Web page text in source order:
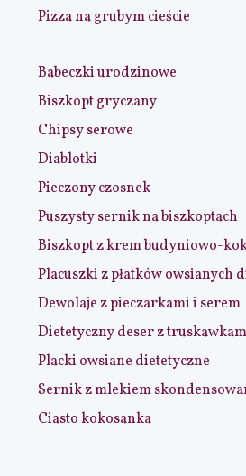
Pizza na grubym cieście
Babeczki urodzinowe
Biszkopt gryczany
Chipsy serowe
Diablotki
Pieczony czosnek
Puszysty sernik na biszkoptach
Biszkopt z krem budyniowo-
Placuszki z płatków owsianych
Dewolaje z pieczarkami i serem
Dietetyczny deser z
Placki owsiane dietetyczne
Sernik z mlekiem
Ciasto kokosanka